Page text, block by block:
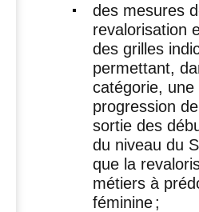
des mesures
revalorisation
des grilles
permettant,
catégorie, une
progression
sortie des
du niveau du
que la
métiers à
féminine;